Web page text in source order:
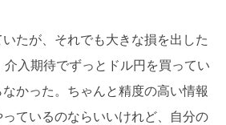
たが、それでも大きな損を出した
介入期待でずっとドル円を買ってい
かった。ちゃんと精度の高い情報
ているのならいいけれど、自分の